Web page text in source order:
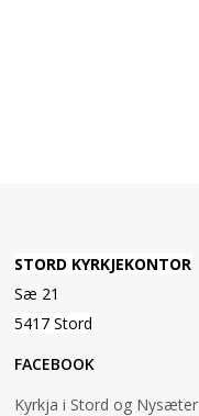
STORD KYRKJEKONTOR
Sæ 21
5417 Stord
FACEBOOK
Kyrkja i Stord og Nysæter